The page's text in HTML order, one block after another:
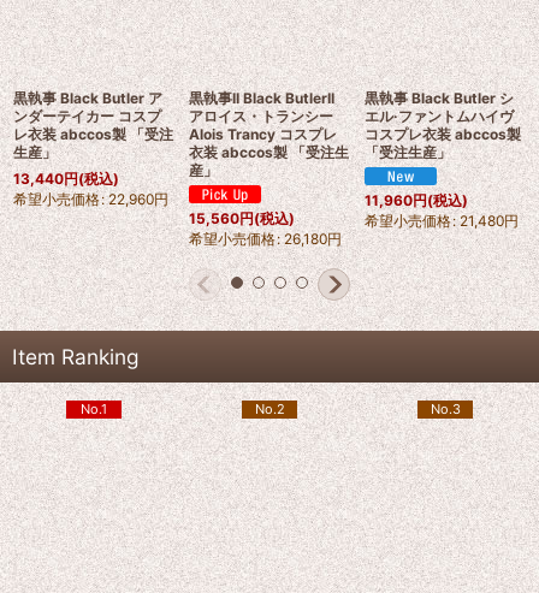
黒執事 Black Butler ア
ンダーテイカー コスプ
レ衣装 abccos製 「受注
生産」
13,440円(税込)
希望小売価格: 22,960円
黒執事II Black ButlerII
アロイス・トランシー
Alois Trancy コスプレ
衣装 abccos製 「受注生
産」
15,560円(税込)
希望小売価格: 26,180円
黒執事 Black Butler シ
エル·ファントムハイヴ
コスプレ衣装 abccos製
「受注生産」
11,960円(税込)
希望小売価格: 21,480円
Item Ranking
No.1 No.2 No.3